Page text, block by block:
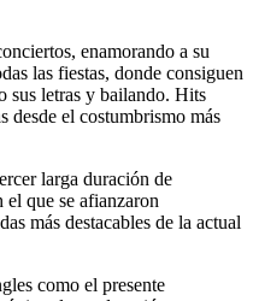
enamorando a su
las fiestas, donde consiguen
sus letras y bailando. Hits
desde el costumbrismo más
larga duración de
el que se afianzaron
más destacables de la actual
como el presente